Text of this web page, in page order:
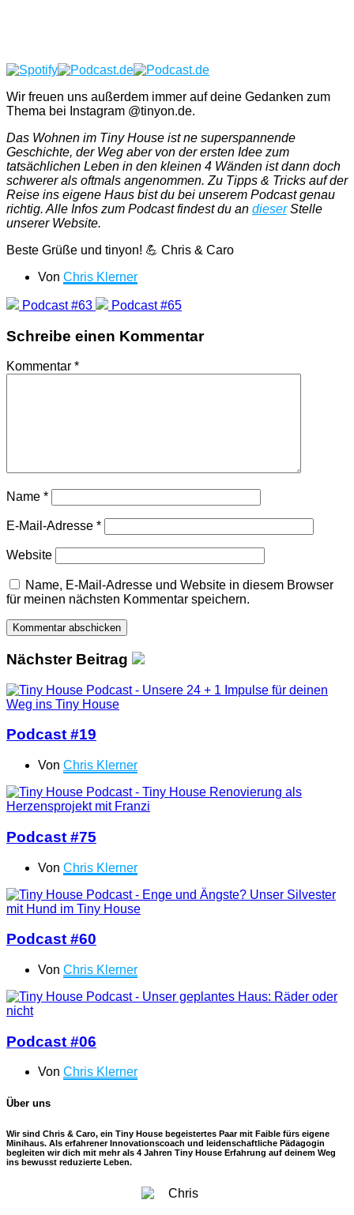
Wir freuen uns außerdem immer auf deine Gedanken zum
Thema bei Instagram @tinyon.de.
Das Wohnen im Tiny House ist ne superspannende
Geschichte, der Weg aber von der ersten Idee zum
tatsächlichen Leben in den kleinen 4 Wänden ist dann doch
schwerer als oftmals angenommen. Zu Tipps & Tricks auf der
Reise ins eigene Haus bist du bei unserem Podcast genau
richtig. Alle Infos zum Podcast findest du an dieserStelle
unserer Website.
Beste Grüße und tinyon! 💪 Chris & Caro
Von Chris Klerner
Podcast #63 Podcast #65
Schreibe einen Kommentar
Kommentar *
Name *
E-Mail-Adresse *
Website
Name, E-Mail-Adresse und Website in diesem Browser
für meinen nächsten Kommentar speichern.
Nächster Beitrag
Podcast #19
Von Chris Klerner
Podcast #75
Von Chris Klerner
Podcast #60
Von Chris Klerner
Podcast #06
Von Chris Klerner
Über uns
Wir sind Chris & Caro, ein Tiny House begeistertes Paar mit Faible fürs eigene
Minihaus. Als erfahrener Innovationscoach und leidenschaftliche Pädagogin
begleiten wir dich mit mehr als 4 Jahren Tiny House Erfahrung auf deinem Weg
ins bewusst reduzierte Leben.